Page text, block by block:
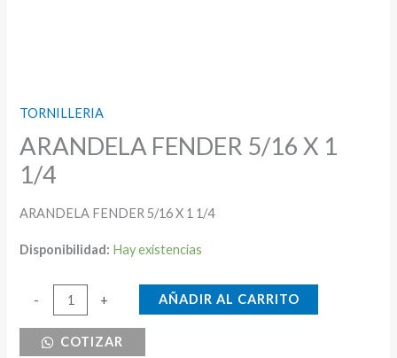
TORNILLERIA
ARANDELA FENDER 5/16 X 1
1/4
ARANDELA FENDER 5/16 X 1 1/4
Disponibilidad: Hay existencias
-
ARANDELA
FENDER
5/16
+ AÑADIR AL CARRITO
COTIZAR